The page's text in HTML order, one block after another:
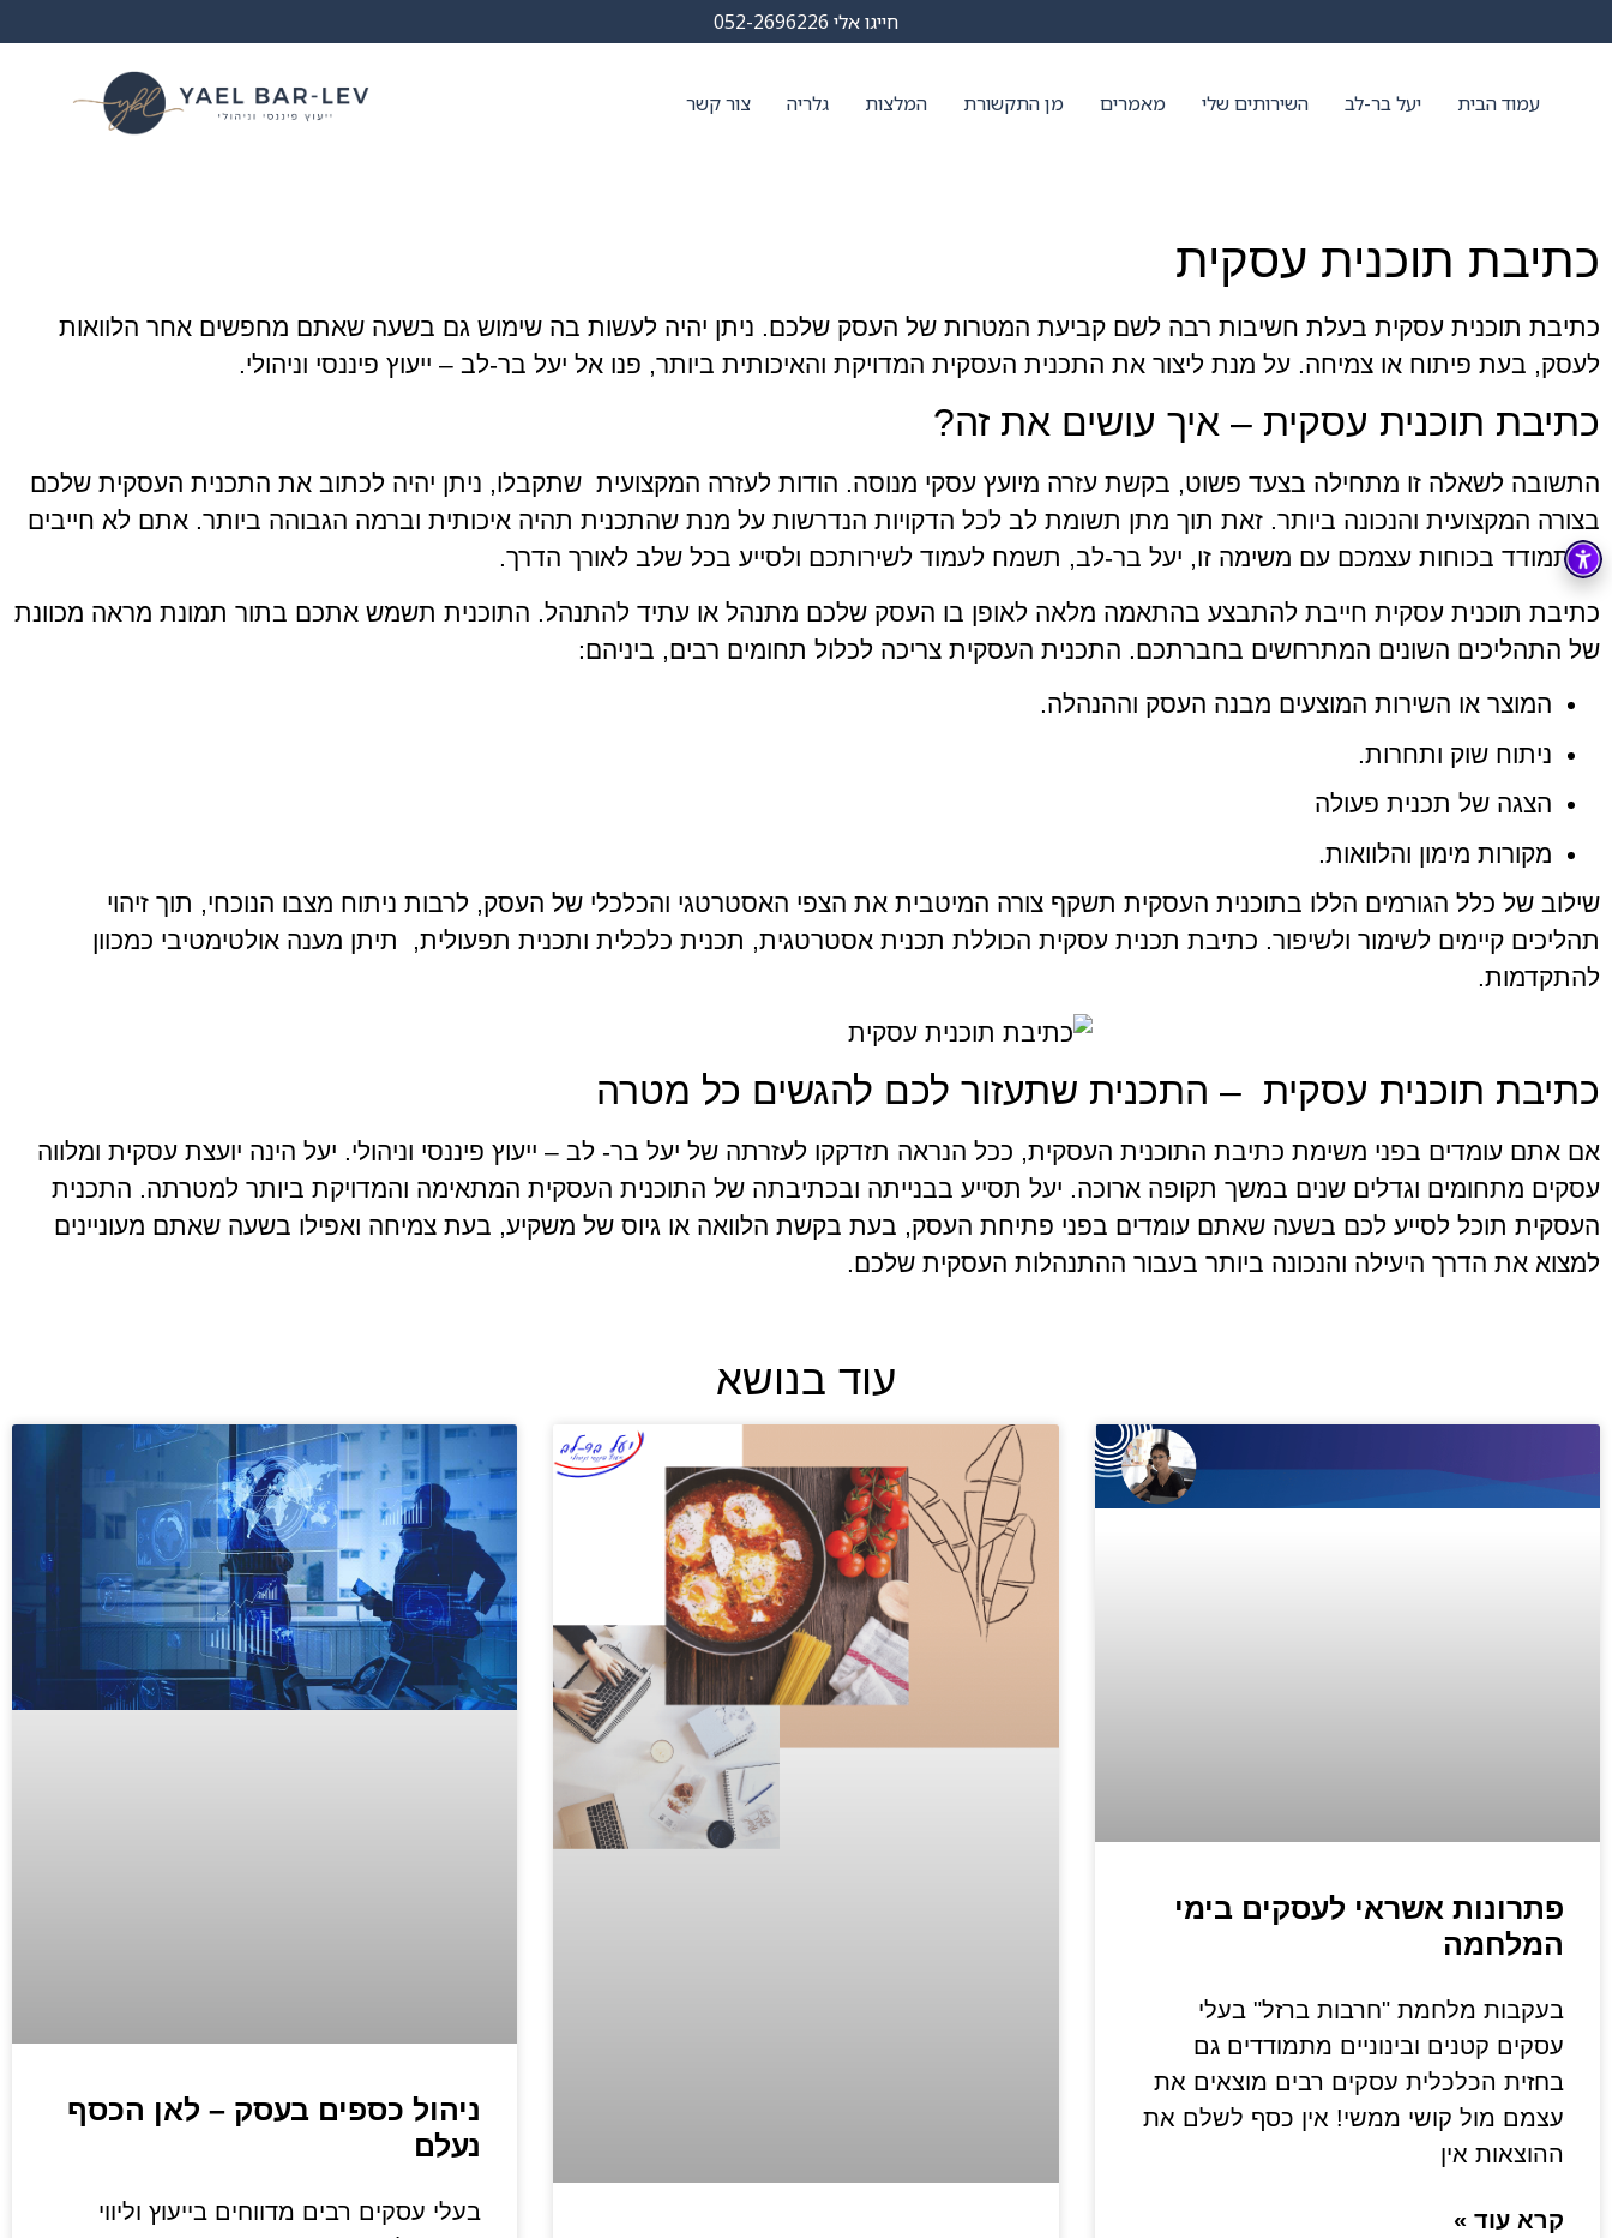
חייגו אלי 052-2696226
עמוד הבית יעל בר-לב השירותים שלי מאמרים מן התקשורת המלצות גלריה צור קשר
כתיבת תוכנית עסקית
כתיבת תוכנית עסקית בעלת חשיבות רבה לשם קביעת המטרות של העסק שלכם. ניתן יהיה לעשות בה שימוש גם בשעה שאתם מחפשים אחר הלוואות
לעסק, בעת פיתוח או צמיחה. על מנת ליצור את התכנית העסקית המדויקת והאיכותית ביותר, פנו אל יעל בר-לב – ייעוץ פיננסי וניהולי.
כתיבת תוכנית עסקית – איך עושים את זה?
התשובה לשאלה זו מתחילה בצעד פשוט, בקשת עזרה מיועץ עסקי מנוסה. הודות לעזרה המקצועית שתקבלו, ניתן יהיה לכתוב את התכנית העסקית שלכם
בצורה המקצועית והנכונה ביותר. זאת תוך מתן תשומת לב לכל הדקויות הנדרשות על מנת שהתכנית תהיה איכותית וברמה הגבוהה ביותר. אתם לא חייבים
להתמודד בכוחות עצמכם עם משימה זו, יעל בר-לב, תשמח לעמוד לשירותכם ולסייע בכל שלב לאורך הדרך.
כתיבת תוכנית עסקית חייבת להתבצע בהתאמה מלאה לאופן בו העסק שלכם מתנהל או עתיד להתנהל. התוכנית תשמש אתכם בתור תמונת מראה מכוונת
של התהליכים השונים המתרחשים בחברתכם. התכנית העסקית צריכה לכלול תחומים רבים, ביניהם:
המוצר או השירות המוצעים מבנה העסק וההנהלה.
ניתוח שוק ותחרות.
הצגה של תכנית פעולה
מקורות מימון והלוואות.
שילוב של כלל הגורמים הללו בתוכנית העסקית תשקף צורה המיטבית את הצפי האסטרטגי והכלכלי של העסק, לרבות ניתוח מצבו הנוכחי, תוך זיהוי
תהליכים קיימים לשימור ולשיפור. כתיבת תכנית עסקית הכוללת תכנית אסטרטגית, תכנית כלכלית ותכנית תפעולית, תיתן מענה אולטימטיבי כמכוון
להתקדמות.
כתיבת תוכנית עסקית – התכנית שתעזור לכם להגשים כל מטרה
אם אתם עומדים בפני משימת כתיבת התוכנית העסקית, ככל הנראה תזדקקו לעזרתה של יעל בר- לב – ייעוץ פיננסי וניהולי. יעל הינה יועצת עסקית ומלווה
עסקים מתחומים וגדלים שנים במשך תקופה ארוכה. יעל תסייע בבנייתה ובכתיבתה של התוכנית העסקית המתאימה והמדויקת ביותר למטרתה. התכנית
העסקית תוכל לסייע לכם בשעה שאתם עומדים בפני פתיחת העסק, בעת בקשת הלוואה או גיוס של משקיע, בעת צמיחה ואפילו בשעה שאתם מעוניינים
למצוא את הדרך היעילה והנכונה ביותר בעבור ההתנהלות העסקית שלכם.
עוד בנושא
פתרונות אשראי לעסקים בימי
המלחמה
בעקבות מלחמת "חרבות ברזל" בעלי
עסקים קטנים ובינוניים מתמודדים גם
בחזית הכלכלית עסקים רבים מוצאים את
עצמם מול קושי ממשי! אין כסף לשלם את
ההוצאות אין
קרא עוד »
ניהול כספים בעסק – לאן הכסף
נעלם
בעלי עסקים רבים מדווחים בייעוץ וליווי